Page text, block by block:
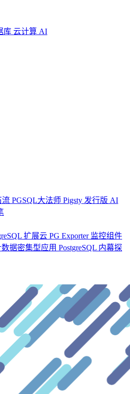
库 云计算 AI
流 PGSQL大法师 Pigsty 发行版 AI
扩展云 PG Exporter 监控组件
据密集型应用 PostgreSQL 内幕探